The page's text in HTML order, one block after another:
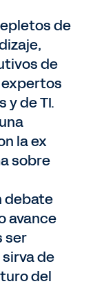
de
de
y de TI.
la ex
sobre
debate
avance
ser
de
del